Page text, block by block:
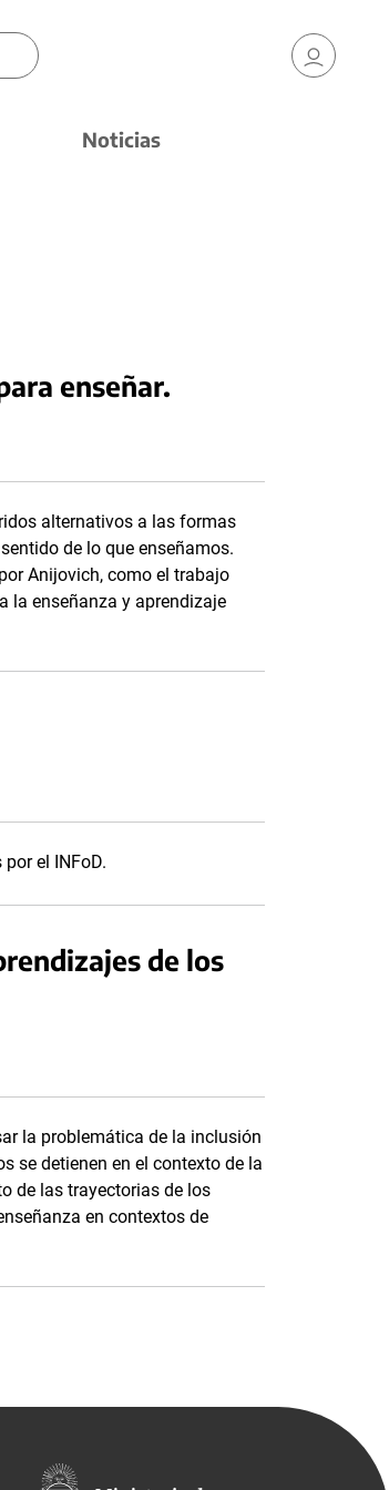
Noticias
enseñar.
alternativos a las formas
de lo que enseñamos.
Anijovich, como el trabajo
la enseñanza y aprendizaje
el INFoD.
de los
la problemática de la inclusión
se detienen en el contexto de la
de las trayectorias de los
en contextos de